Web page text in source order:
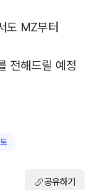
도 MZ부터
전해드릴 예정
공유하기